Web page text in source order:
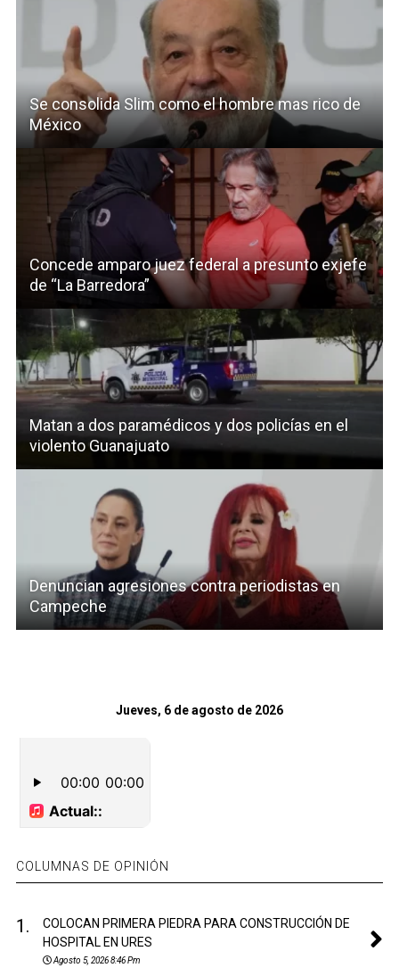
Se consolida Slim como el hombre mas rico de
México
Concede amparo juez federal a presunto exjefe
de “La Barredora”
Matan a dos paramédicos y dos policías en el
violento Guanajuato
Denuncian agresiones contra periodistas en
Campeche
Jueves, 6 de agosto de 2026
COLUMNAS DE OPINIÓN
1.
COLOCAN PRIMERA PIEDRA PARA CONSTRUCCIÓN DE
HOSPITAL EN URES
Agosto 5, 2026 8:46 Pm